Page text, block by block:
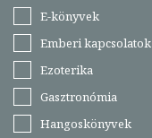
E-könyvek
Emberi kapcsolatok
Ezoterika
Gasztronómia
Hangoskönyvek